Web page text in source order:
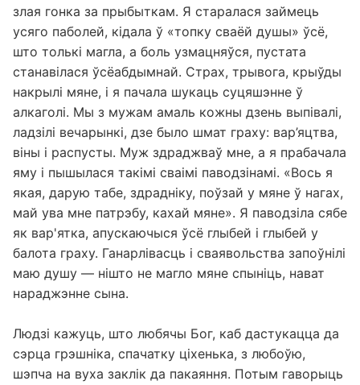
злая гонка за прыбыткам. Я старалася займець
усяго паболей, кідала ў «топку сваёй душы» ўсё,
што толькі магла, а боль узмацняўся, пустата
станавілася ўсёабдымнай. Страх, трывога, крыўды
накрылі мяне, і я пачала шукаць суцяшэнне ў
алкаголі. Мы з мужам амаль кожны дзень выпівалі,
ладзілі вечарынкі, дзе было шмат граху: вар’яцтва,
віны і распусты. Муж здраджваў мне, а я прабачала
яму і пышылася такімі сваімі паводзінамі. «Вось я
якая, дарую табе, здрадніку, поўзай у мяне ў нагах,
май ува мне патрэбу, кахай мяне». Я паводзіла сябе
як вар'ятка, апускаючыся ўсё глыбей і глыбей у
балота граху. Ганарлівасць і сваявольства запоўнілі
маю душу — нішто не магло мяне спыніць, нават
нараджэнне сына.
Людзі кажуць, што любячы Бог, каб дастукацца да
сэрца грэшніка, спачатку ціхенька, з любоўю,
шэпча на вуха заклік да пакаяння. Потым гаворыць